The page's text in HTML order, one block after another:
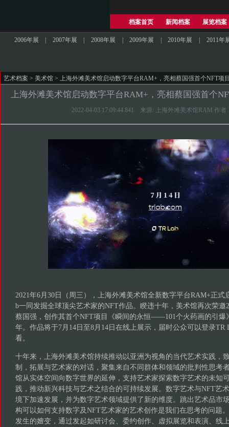
档案首页 新闻档案 展览档案
2006年展 2007年展 2008年展 2009年展 2010年展 2011年
艺术档案 > 美术馆 > 上海外滩美术馆启动数字平台RAM+，亮相蔡国强首个NFT项
上海外滩美术馆启动数字平台RAM+，亮相蔡国强首个
2022-04-03 17:09:44.841 来源: 上海外滩美术馆RAM 作者
2021年6月30日（周三），上海外滩美术馆全新数字平台RAM+正式
b一同发掘全球顶尖艺术家的NFT作品。睽违十年，美术馆再次荣邀
蔡国强，创作其首个NFT项目《瞬间的永恒——101个火药画的引爆
年。作品将于7月14日至8月14日在线上展示，届时公众可以登录TR
看。
十年来，上海外滩美术馆持续推动以亚洲为视角的当代艺术实践，
制，拓展与艺术家的对话，聚集来自不同群体和领域的批判性思考
馆从实体空间向数字世界的延伸，支持艺术家探索数字艺术的未知
践，推动新兴科技与艺术之结合的可持续发展。数字艺术与NFT艺
境下加速发展，并为数字艺术领域提供了新的维度。跳出艺术品市
构可以如何支持数字及NFT艺术家的艺术创作是我们在思考的问题
发生的嬗变，通过发起如研讨会、委约创作、虚拟展览和表演、线